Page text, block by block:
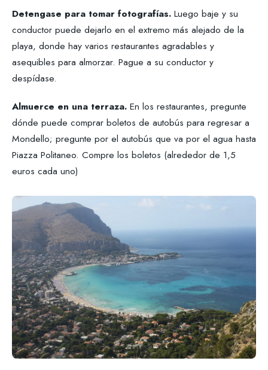
Detengase para tomar fotografías. Luego baje y su
conductor puede dejarlo en el extremo más alejado de la
playa, donde hay varios restaurantes agradables y
asequibles para almorzar. Pague a su conductor y
despídase.
Almuerce en una terraza. En los restaurantes, pregunte
dónde puede comprar boletos de autobús para regresar a
Mondello; pregunte por el autobús que va por el agua hasta
Piazza Politaneo. Compre los boletos (alrededor de 1,5
euros cada uno)